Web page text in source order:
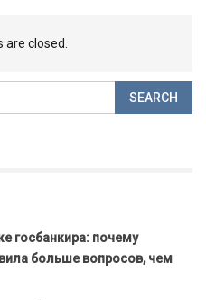
closed.
госбанкира: почему
больше вопросов, чем